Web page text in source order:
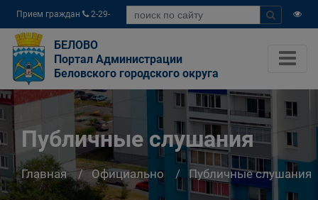
Прием граждан
2-29-
04
БЕЛОВО
Портал Администрации
Беловского городского округа
Публичные слушания
Главная Официально Публичные слушания